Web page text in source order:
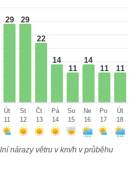
29 29
22
14
11
14
11
11
Út
11
St
12
Čt
13
Pá
14
So
15
Ne
16
Po
17
Út
18
nárazy větru v km/h v průběhu